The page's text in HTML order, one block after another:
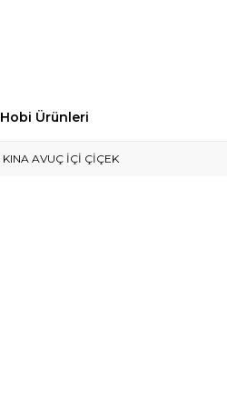
Hobi Ürünleri
KINA AVUÇ İÇİ ÇİÇEK